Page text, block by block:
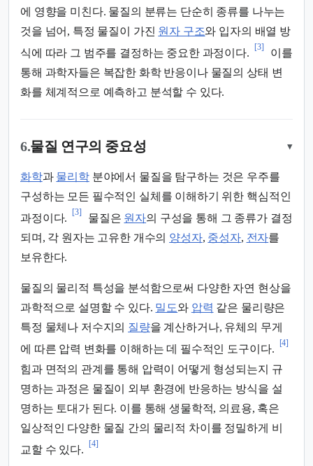
에 영향을 미친다. 물질의 분류는 단순히 종류를 나누는
것을 넘어, 특정 물질이 가진 원자 구조와 입자의 배열 방
식에 따라 그 범주를 결정하는 중요한 과정이다.
[3]
이를
통해 과학자들은 복잡한 화학 반응이나 물질의 상태 변
화를 체계적으로 예측하고 분석할 수 있다.
6.물질 연구의 중요성 ▾
화학과 물리학분야에서 물질을 탐구하는 것은 우주를
구성하는 모든 필수적인 실체를 이해하기 위한 핵심적인
과정이다.
[3]
물질은 원자의 구성을 통해 그 종류가 결정
되며, 각 원자는 고유한 개수의 양성자, 중성자, 전자를
보유한다.
물질의 물리적 특성을 분석함으로써 다양한 자연 현상을
과학적으로 설명할 수 있다. 밀도와 압력 같은 물리량은
특정 물체나 저수지의 질량을 계산하거나, 유체의 무게
에 따른 압력 변화를 이해하는 데 필수적인 도구이다.
[4]
힘과 면적의 관계를 통해 압력이 어떻게 형성되는지 규
명하는 과정은 물질이 외부 환경에 반응하는 방식을 설
명하는 토대가 된다. 이를 통해 생물학적, 의료용, 혹은
일상적인 다양한 물질 간의 물리적 차이를 정밀하게 비
교할 수 있다.
[4]